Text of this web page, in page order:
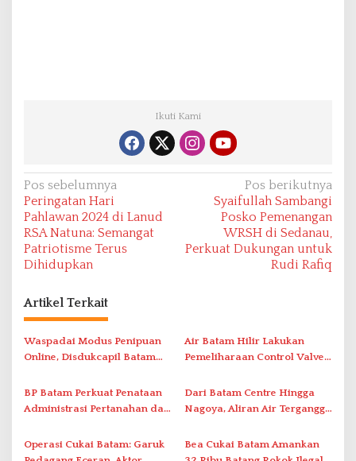
Ikuti Kami
N
a
v
i
a
s
i
p
o
s
Pos sebelumnya
Peringatan Hari
Pahlawan 2024 di Lanud
RSA Natuna: Semangat
Patriotisme Terus
Dihidupkan
Pos berikutnya
Syaifullah Sambangi
Posko Pemenangan
WRSH di Sedanau,
Perkuat Dukungan untuk
Rudi Rafiq
Artikel Terkait
Waspadai Modus Penipuan
Online, Disdukcapil Batam
Tatap Muka
Air Batam Hilir Lakukan
Pemeliharaan Control Valve,
BP Batam Perkuat Penataan
Administrasi Pertanahan dan
Dari Batam Centre Hingga
Nagoya, Aliran Air Terganggu
Duriangkang
Operasi Cukai Batam: Garuk
Bea Cukai Batam Amankan